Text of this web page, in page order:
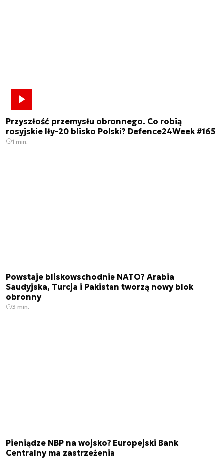
Przyszłość przemysłu obronnego. Co robią
rosyjskie Iły-20 blisko Polski? Defence24Week #165
1 min.
Powstaje bliskowschodnie NATO? Arabia
Saudyjska, Turcja i Pakistan tworzą nowy blok
obronny
3 min.
Pieniądze NBP na wojsko? Europejski Bank
Centralny ma zastrzeżenia